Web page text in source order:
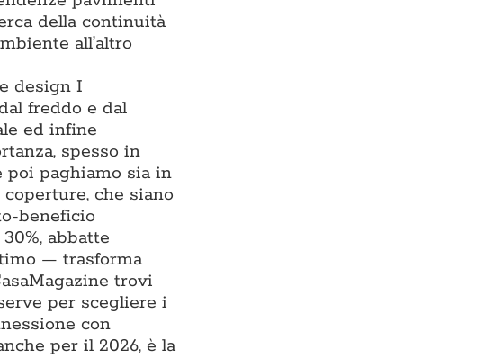
della continuità
all’altro
design I
freddo e dal
ed infine
spesso in
paghiamo sia in
che siano
beneficio
abbatte
— trasforma
trovi
per scegliere i
con
per il 2026, è la